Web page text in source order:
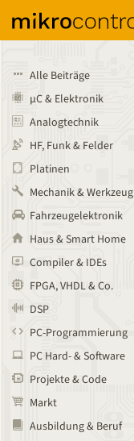
Alle Beiträge
µC & Elektronik
Analogtechnik
HF, Funk & Felder
Platinen
Mechanik & Werkzeug
Fahrzeugelektronik
Haus & Smart Home
Compiler & IDEs
FPGA, VHDL & Co.
DSP
PC-Programmierung
PC Hard- & Software
Projekte & Code
Markt
Ausbildung & Beruf